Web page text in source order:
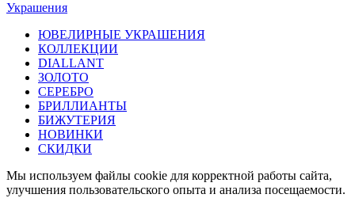
Украшения
ЮВЕЛИРНЫЕ УКРАШЕНИЯ
КОЛЛЕКЦИИ
DIALLANT
ЗОЛОТО
СЕРЕБРО
БРИЛЛИАНТЫ
БИЖУТЕРИЯ
НОВИНКИ
СКИДКИ
Мы используем файлы cookie для корректной работы сайта,
улучшения пользовательского опыта и анализа посещаемости.